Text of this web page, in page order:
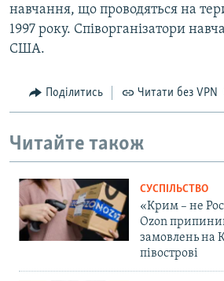
навчання, що проводяться на
1997 року. Співорганізатори
США.
Поділитись Читати без VPN
Читайте також
СУСПІЛЬСТВО
«Крим – не
Ozon
замовлень на
півострові